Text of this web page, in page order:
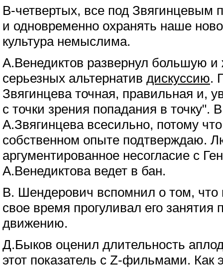
В-четвертых, все под Звягинцевым
и одновременно охранять наше
культура немыслима.
А.Венедиктов развернул большую и
серьезных альтернатив дискуссию.
Звягинцева точная, правильная и,
с точки зрения попадания в точку".
А.Звягинцева всесильно, потому
собственном опыте подтверждаю.
аргументированное несогласие с
А.Венедиктова ведет в бан.
В. Шендерович вспомнил о том, что
свое время прогуливал его занятия
движению.
Д.Быков оценил длительность
этот показатель с Z-фильмами. Как